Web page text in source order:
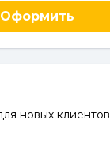
Оформить
новых клиентов